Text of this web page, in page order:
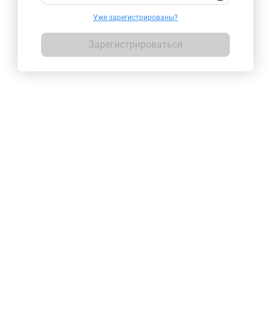
Уже зарегистрированы?
Зарегистрироваться